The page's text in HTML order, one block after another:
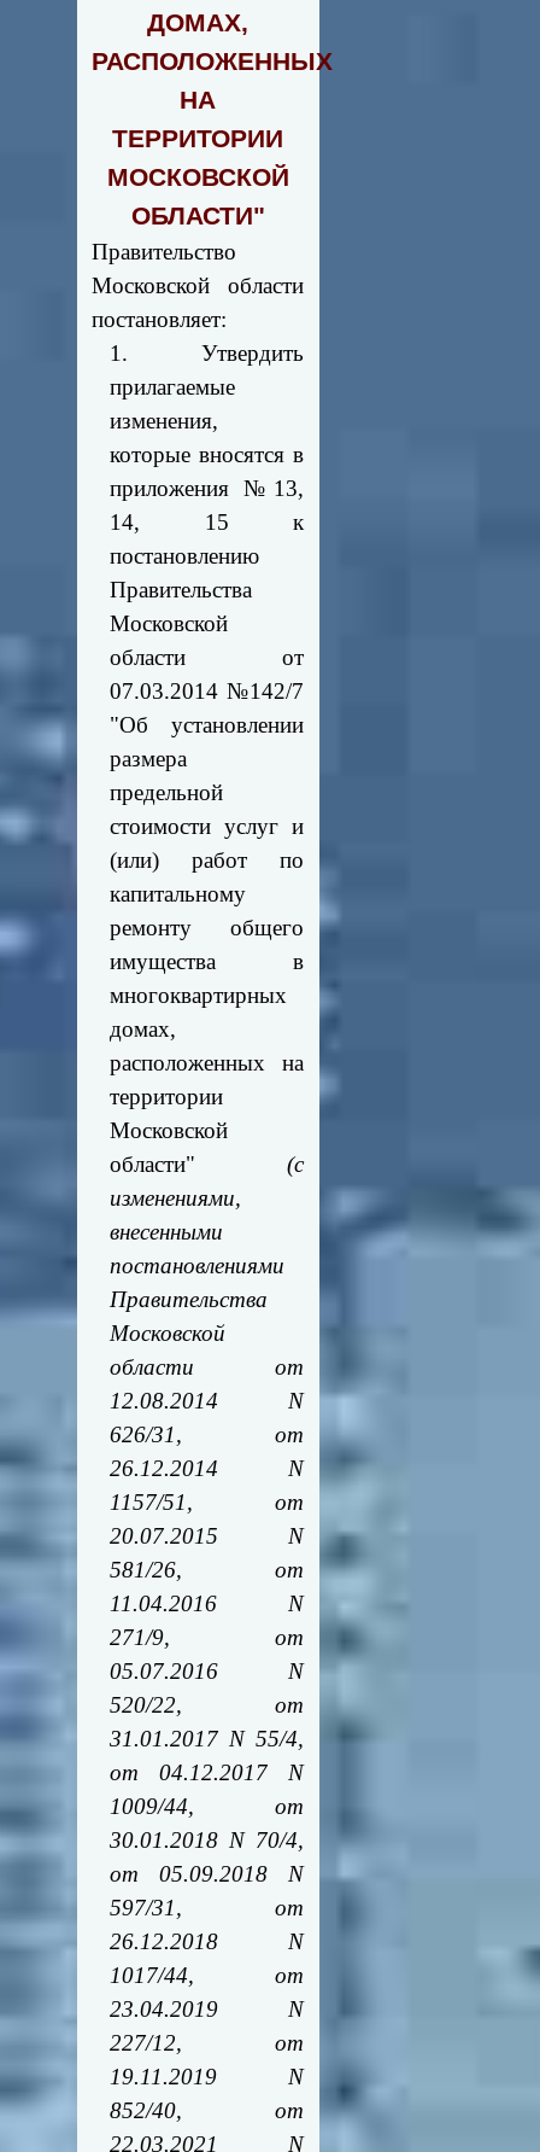
ДОМАХ,
РАСПОЛОЖЕННЫХ
НА
ТЕРРИТОРИИ
МОСКОВСКОЙ
ОБЛАСТИ"
Правительство
Московской области
постановляет:
1. Утвердить
прилагаемые
изменения,
которые вносятся в
приложения №13,
14, 15 к
постановлению
Правительства
Московской
области от
07.03.2014 №142/7
"Об установлении
размера
предельной
стоимости услуг и
(или) работ по
капитальному
ремонту общего
имущества в
многоквартирных
домах,
расположенных на
территории
Московской
области" (с
изменениями,
внесенными
постановлениями
Правительства
Московской
области от
12.08.2014 N
626/31, от
26.12.2014 N
1157/51, от
20.07.2015 N
581/26, от
11.04.2016 N
271/9, от
05.07.2016 N
520/22, от
31.01.2017 N 55/4,
от 04.12.2017 N
1009/44, от
30.01.2018 N 70/4,
от 05.09.2018 N
597/31, от
26.12.2018 N
1017/44, от
23.04.2019 N
227/12, от
19.11.2019 N
852/40, от
22.03.2021 N